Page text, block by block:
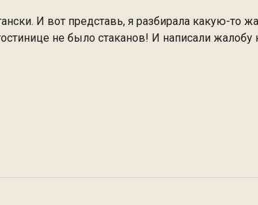
И вот представь, я разбирала какую-то
не было стаканов! И написали жалобу